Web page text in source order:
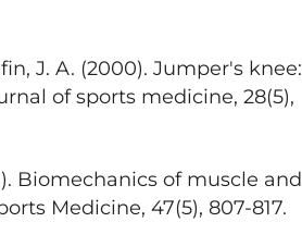
J. A. (2000). Jumper's knee:
of sports medicine, 28(5),
Biomechanics of muscle and
Medicine, 47(5), 807-817.